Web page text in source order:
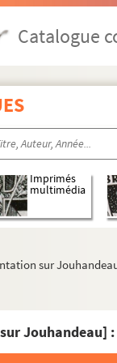
Catalogue
Imprimés
multimédia
sur
Jouhandeau] :